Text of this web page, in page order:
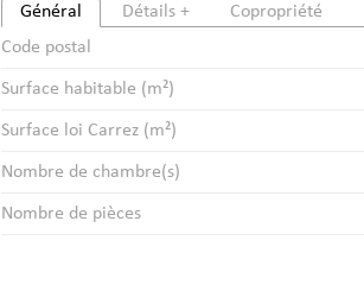
Général Détails + Copropriété
Code postal
Surface habitable (m²)
Surface loi Carrez (m²)
Nombre de chambre(s)
Nombre de pièces